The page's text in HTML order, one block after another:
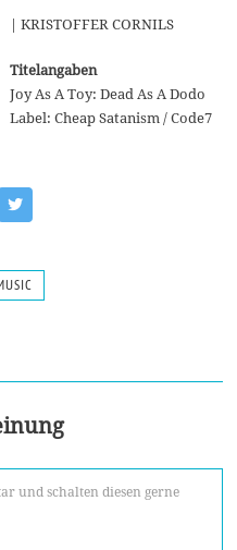
| KRISTOFFER CORNILS
Titelangaben
Joy As A Toy: Dead As A Dodo
Label: Cheap Satanism / Code7